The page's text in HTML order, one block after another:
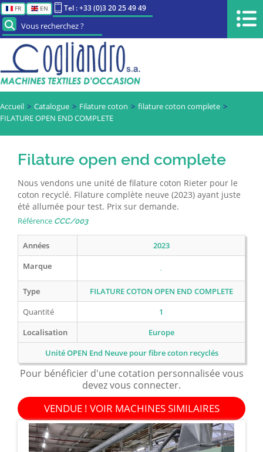
FR EN Tel : +33 (0)3 20 25 49 49
Vous recherchez ?
Accueil Catalogue Filature coton
filature coton complete
FILATURE OPEN END COMPLETE
Filature open end complete
Nous vendons une unité de filature coton Rieter pour le
coton recyclé. Filature complète neuve (2023) ayant juste
été allumée pour test. Prix sur demande.
Référence CCC/003
Années
2023
Marque
.
Type
FILATURE COTON OPEN END COMPLETE
Quantité
1
Localisation
Europe
Unité OPEN End Neuve pour fibre coton recyclés
Pour bénéficier d'une cotation personnalisée vous
devez vous connecter.
VENDUE ! VOIR MACHINES SIMILAIRES